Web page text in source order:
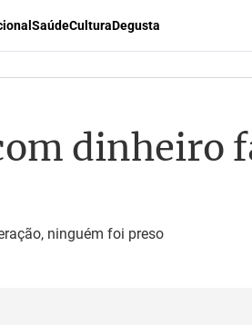
SaúdeCulturaDegusta
dinheiro
ninguém foi preso